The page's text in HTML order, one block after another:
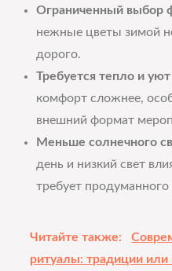
Ограниченный выбор
нежные цветы зимой
дорого.
Требуется тепло и
комфорт сложнее,
внешний формат
Меньше солнечного
день и низкий свет
требует
Читайте также:
ритуалы: традиции